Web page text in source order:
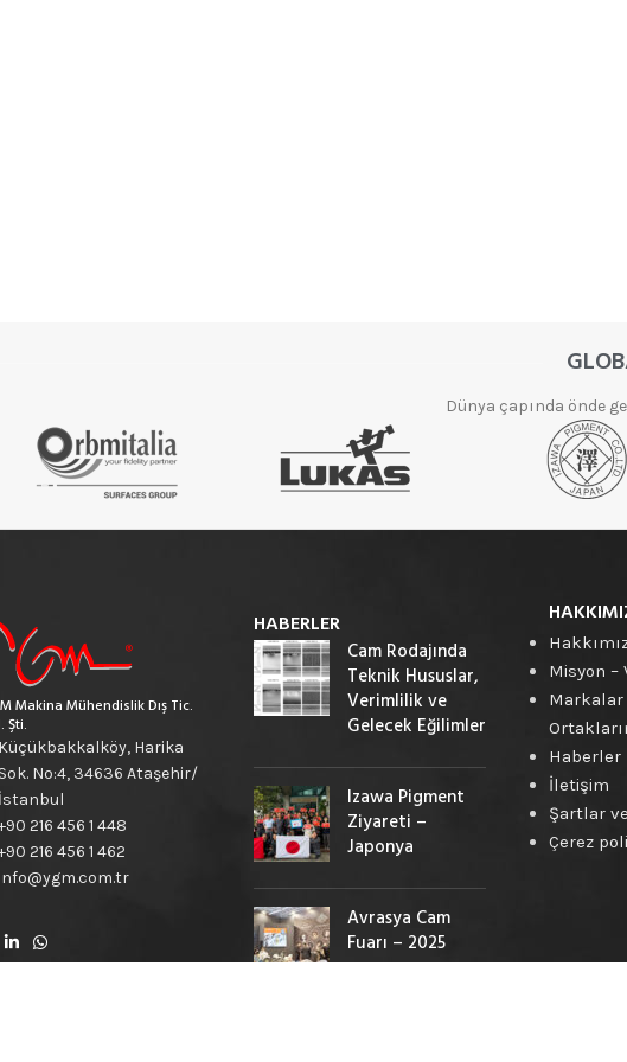
Dünya çapında önde
Makina Mühendislik Dış Tic.
Şti.
Harika
No:4, 34636 Ataşehir/
216 456 1 448
216 456 1 462
HABERLER
Cam Rodajında
Teknik Hususlar,
Verimlilik ve
Gelecek Eğilimler
Izawa Pigment
Ziyareti –
Japonya
Avrasya Cam
Fuarı – 2025
Misyon –
Markalar
Haberler
İletişim
Şartlar
Çerez